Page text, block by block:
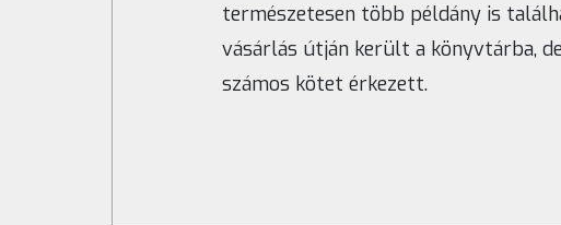
természetesen több példány is
vásárlás útján került a könyvtárba,
számos kötet érkezett.